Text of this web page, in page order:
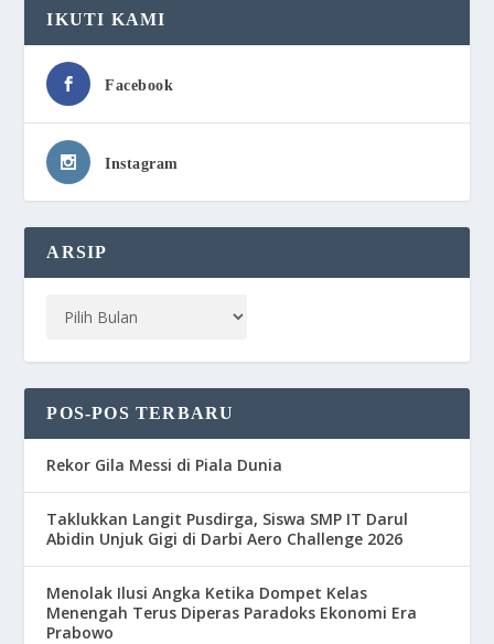
IKUTI KAMI
Facebook
Instagram
ARSIP
POS-POS TERBARU
Rekor Gila Messi di Piala Dunia
Taklukkan Langit Pusdirga, Siswa SMP IT Darul
Abidin Unjuk Gigi di Darbi Aero Challenge 2026
Menolak Ilusi Angka Ketika Dompet Kelas
Menengah Terus Diperas Paradoks Ekonomi Era
Prabowo